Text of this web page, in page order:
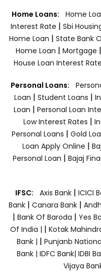
Home Loans: Home
Interest Rate | Sbi
Home Loan | State Bank
Home Loan | Mortgage |
House Loan Interest
Personal Loans:
Loan | Student Loans |
Loan | Personal Loan
Low Interest Rates |
Personal Loans | Gold
Loan Apply Online |
Personal Loan | Bajaj
IFSC: Axis Bank | ICICI
Bank| Canara Bank |
| Bank Of Baroda | Yes
Of India | | Kotak
Bank | | Punjanb
Bank | IDFC Bank| IDBI
Vijaya